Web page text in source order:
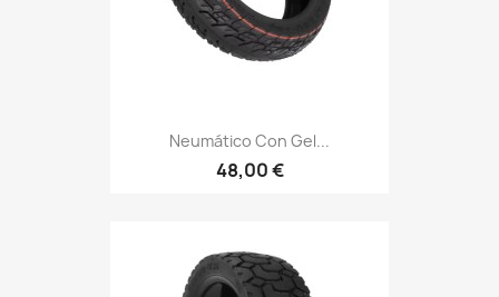
Neumático Con Gel...
48,00 €